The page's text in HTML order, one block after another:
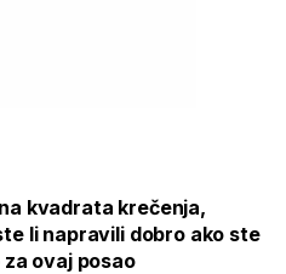
kvadrata krečenja,
li napravili dobro ako ste
ovaj posao